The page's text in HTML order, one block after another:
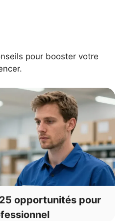
pour booster votre
opportunités pour